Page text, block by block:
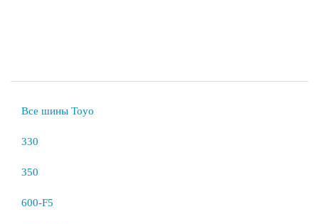
Все шины Toyo
330
350
600-F5